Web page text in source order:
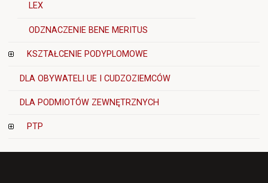
LEX
ODZNACZENIE BENE MERITUS
KSZTAŁCENIE PODYPLOMOWE
DLA OBYWATELI UE I CUDZOZIEMCÓW
DLA PODMIOTÓW ZEWNĘTRZNYCH
PTP